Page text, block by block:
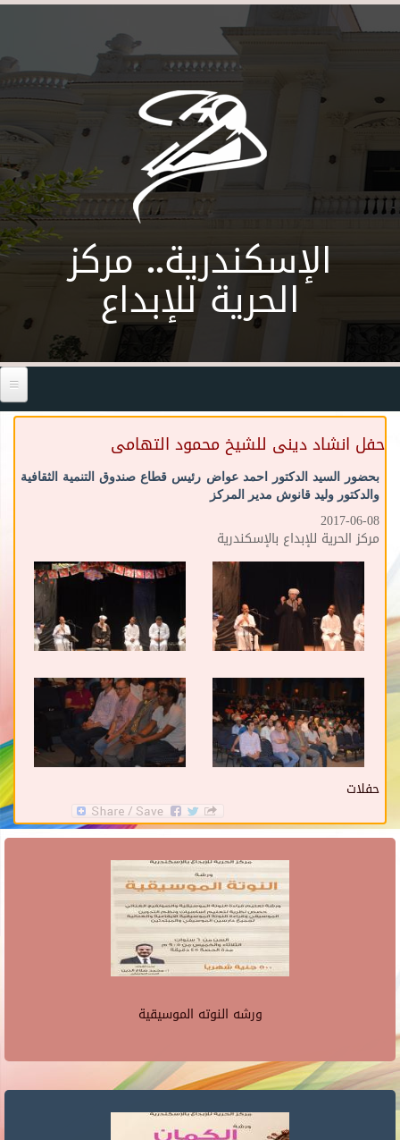
Skip to main content
الإسكندرية.. مركز
الحرية للإبداع
حفل انشاد دينى للشيخ محمود التهامى
بحضور السيد الدكتور احمد عواض رئيس قطاع صندوق التنمية الثقافية
والدكتور وليد قانوش مدير المركز
2017-06-08
مركز الحرية للإبداع بالإسكندرية
حفلات
ورشه النوته الموسيقية